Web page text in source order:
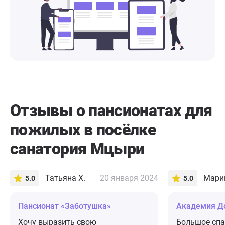
Отзывы о пансионатах для
пожилых в посёлке
санатория Мцыри
5.0 Татьяна Х. 20 января 2024
Пансионат «Заботушка»
Хочу выразить свою
5.0
Академия
Большое